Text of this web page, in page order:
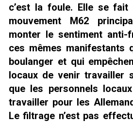
c’est la foule. Elle se fait
mouvement M62
monter le sentiment anti-
ces mêmes manifestants
boulanger et qui
locaux de venir travailler
que les personnels
travailler pour les
Le filtrage n’est pas